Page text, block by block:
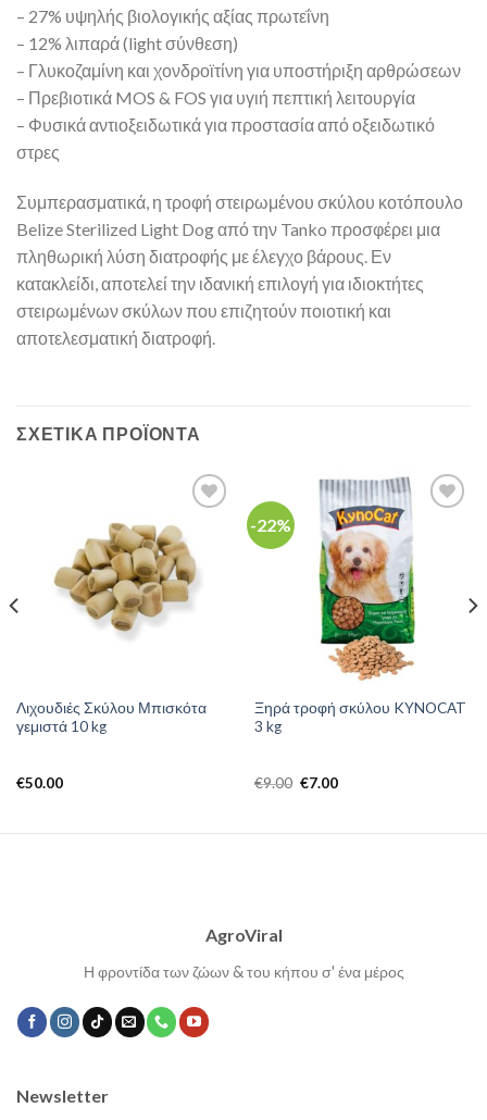
– 27% υψηλής βιολογικής αξίας πρωτεΐνη
– 12% λιπαρά (light σύνθεση)
– Γλυκοζαμίνη και χονδροϊτίνη για υποστήριξη αρθρώσεων
– Πρεβιοτικά MOS & FOS για υγιή πεπτική λειτουργία
– Φυσικά αντιοξειδωτικά για προστασία από οξειδωτικό
στρες
Συμπερασματικά, η τροφή στειρωμένου σκύλου κοτόπουλο
Belize Sterilized Light Dog από την Tanko προσφέρει μια
πληθωρική λύση διατροφής με έλεγχο βάρους. Εν
κατακλείδι, αποτελεί την ιδανική επιλογή για ιδιοκτήτες
στειρωμένων σκύλων που επιζητούν ποιοτική και
αποτελεσματική διατροφή.
ΣΧΕΤΙΚΆ ΠΡΟΪΌΝΤΑ
Λιχουδιές Σκύλου Μπισκότα
γεμιστά 10 kg
€50.00
-22%
Ξηρά τροφή σκύλου KYNOCAT
3 kg
€9.00 Original
€7.00Η
€7.00.
AgroViral
Η φροντίδα των ζώων & του κήπου σ' ένα μέρος
Newsletter